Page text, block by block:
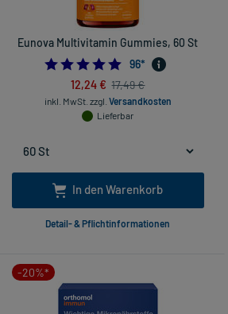
Eunova Multivitamin Gummies, 60 St
4.979166666666667
96*
12,24 € 17,49 €
inkl. MwSt. zzgl. Versandkosten
Lieferbar
In den Warenkorb
Detail- & Pflichtinformationen
-20%*